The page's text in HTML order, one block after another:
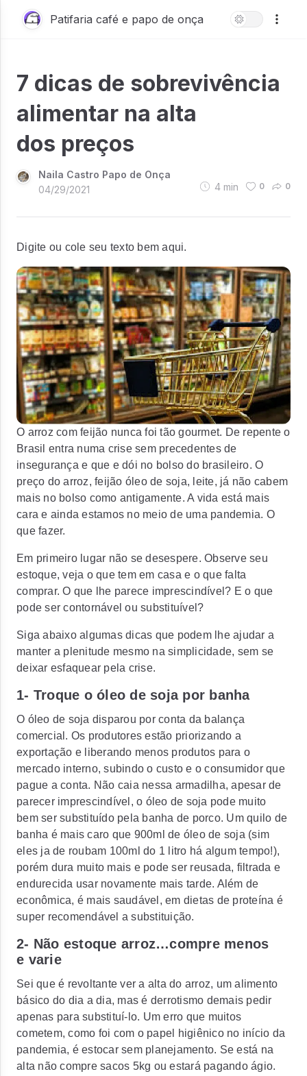
Patifaria café e papo de onça
7 dicas de sobrevivência
alimentar na alta
dos preços
Naila Castro Papo de Onça
04/29/2021
4 min 0 0
Digite ou cole seu texto bem aqui.
O arroz com feijão nunca foi tão gourmet. De repente o
Brasil entra numa crise sem precedentes de
insegurança e que e dói no bolso do brasileiro. O
preço do arroz, feijão óleo de soja, leite, já não cabem
mais no bolso como antigamente. A vida está mais
cara e ainda estamos no meio de uma pandemia. O
que fazer.
Em primeiro lugar não se desespere. Observe seu
estoque, veja o que tem em casa e o que falta
comprar. O que lhe parece imprescindível? E o que
pode ser contornável ou substituível?
Siga abaixo algumas dicas que podem lhe ajudar a
manter a plenitude mesmo na simplicidade, sem se
deixar esfaquear pela crise.
1- Troque o óleo de soja por banha
O óleo de soja disparou por conta da balança
comercial. Os produtores estão priorizando a
exportação e liberando menos produtos para o
mercado interno, subindo o custo e o consumidor que
pague a conta. Não caia nessa armadilha, apesar de
parecer imprescindível, o óleo de soja pode muito
bem ser substituído pela banha de porco. Um quilo de
banha é mais caro que 900ml de óleo de soja (sim
eles ja de roubam 100ml do 1 litro há algum tempo!),
porém dura muito mais e pode ser reusada, filtrada e
endurecida usar novamente mais tarde. Além de
econômica, é mais saudável, em dietas de proteína é
super recomendável a substituição.
2- Não estoque arroz…compre menos
e varie
Sei que é revoltante ver a alta do arroz, um alimento
básico do dia a dia, mas é derrotismo demais pedir
apenas para substituí-lo. Um erro que muitos
cometem, como foi com o papel higiênico no início da
pandemia, é estocar sem planejamento. Se está na
alta não compre sacos 5kg ou estará pagando ágio.